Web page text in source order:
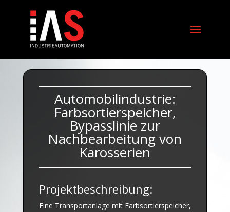
Automobilindustrie:
Farbsortierspeicher,
Bypasslinie zur
Nachbearbeitung von
Karosserien
Projektbeschreibung:
Eine Transportanlage mit Farbsortierspeicher,